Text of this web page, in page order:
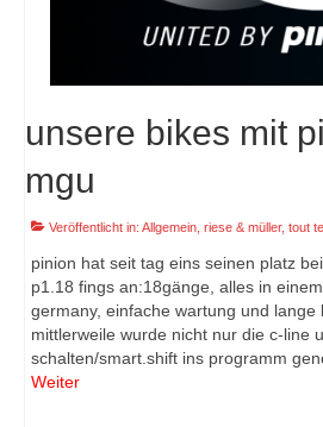
unsere bikes mit
mgu
Veröffentlicht in: Allgemein riese & müller, tout
pinion hat seit tag eins seinen platz
p1.18 fings an:18gänge, alles in
germany, einfache wartung und lange
mittlerweile wurde nicht nur die c-line
schalten/smart.shift ins programm
Weiter